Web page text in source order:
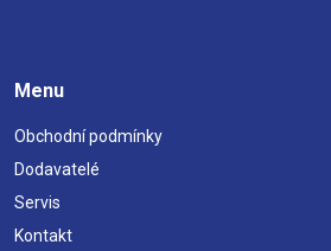
Menu
Obchodní podmínky
Dodavatelé
Servis
Kontakt